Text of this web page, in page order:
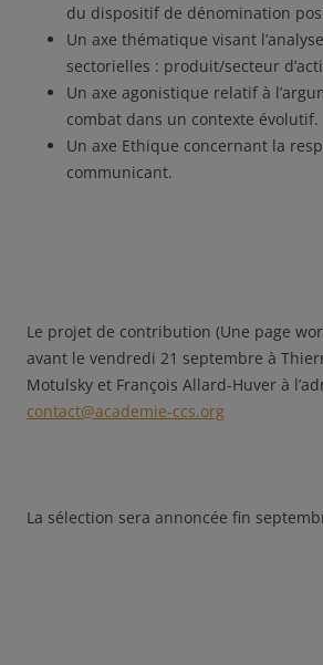
du dispositif de dénomination
Un axe thématique visant
sectorielles : produit/secteur
Un axe agonistique relatif à
combat dans un contexte évolutif.
Un axe Ethique concernant la
communicant.
Le projet de contribution (Une page
avant le vendredi 21 septembre à
Motulsky et François Allard-Huver à
contact@academie-ccs.org
La sélection sera annoncée fin